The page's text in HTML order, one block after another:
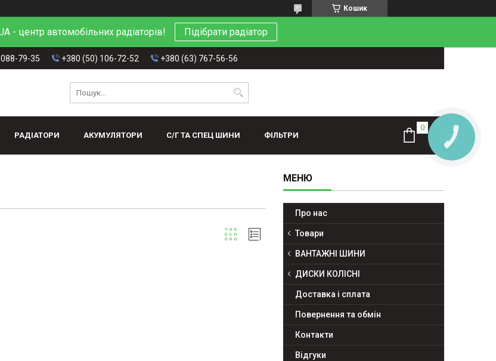
Кошик
- центр автомобільних радіаторів! Підібрати радіатор
79-35 +380 (50) 106-72-52 +380 (63) 767-56-56
РАДІАТОРИ АКУМУЛЯТОРИ С/Г ТА СПЕЦ ШИНИ ФІЛЬТРИ
Про нас
Товари
ВАНТАЖНІ ШИНИ
ДИСКИ КОЛІСНІ
Доставка і сплата
Повернення та обмін
Контакти
Відгуки
КНОПКА
ЗВ'ЯЗКУ